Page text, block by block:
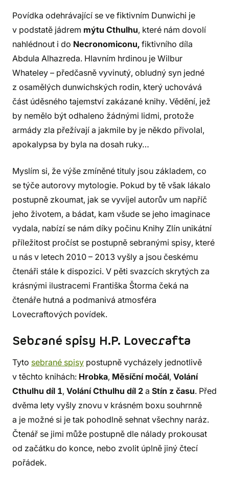
Povídka odehrávající se ve fiktivním Dunwichi je
v podstatě jádrem mýtu Cthulhu, které nám dovolí
nahlédnout i do Necronomiconu, fiktivního díla
Abdula Alhazreda. Hlavním hrdinou je Wilbur
Whateley – předčasně vyvinutý, obludný syn jedné
z osamělých dunwichských rodin, který uchovává
část úděsného tajemství zakázané knihy. Vědění, jež
by nemělo být odhaleno žádnými lidmi, protože
armády zla přežívají a jakmile by je někdo přivolal,
apokalypsa by byla na dosah ruky…
Myslím si, že výše zmíněné tituly jsou základem, co
se týče autorovy mytologie. Pokud by tě však lákalo
postupně zkoumat, jak se vyvíjel autorův um napříč
jeho životem, a bádat, kam všude se jeho imaginace
vydala, nabízí se nám díky počinu Knihy Zlín unikátní
příležitost pročíst se postupně sebranými spisy, které
u nás v letech 2010 – 2013 vyšly a jsou českému
čtenáři stále k dispozici. V pěti svazcích skrytých za
krásnými ilustracemi Františka Štorma čeká na
čtenáře hutná a podmanivá atmosféra
Lovecraftových povídek.
Sebrané spisy H.P. Lovecrafta
Tyto sebrané spisy postupně vycházely jednotlivě
v těchto knihách: Hrobka, Měsíční močál, Volání
Cthulhu díl 1, Volání Cthulhu díl 2 a Stín z času. Před
dvěma lety vyšly znovu v krásném boxu souhrnně
a je možné si je tak pohodlně sehnat všechny naráz.
Čtenář se jimi může postupně dle nálady prokousat
od začátku do konce, nebo zvolit úplně jiný čtecí
pořádek.